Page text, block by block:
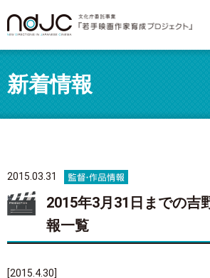
新着情報
2015.03.31
2015年3月31日までの吉
報一覧
[2015.4.30]